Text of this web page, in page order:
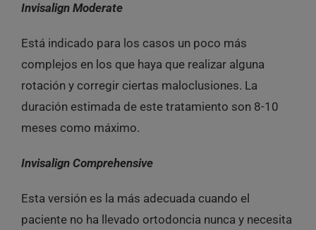
Invisalign Moderate
Está indicado para los casos un poco más
complejos en los que haya que realizar alguna
rotación y corregir ciertas maloclusiones. La
duración estimada de este tratamiento son 8-10
meses como máximo.
Invisalign Comprehensive
Esta versión es la más adecuada cuando el
paciente no ha llevado ortodoncia nunca y necesita